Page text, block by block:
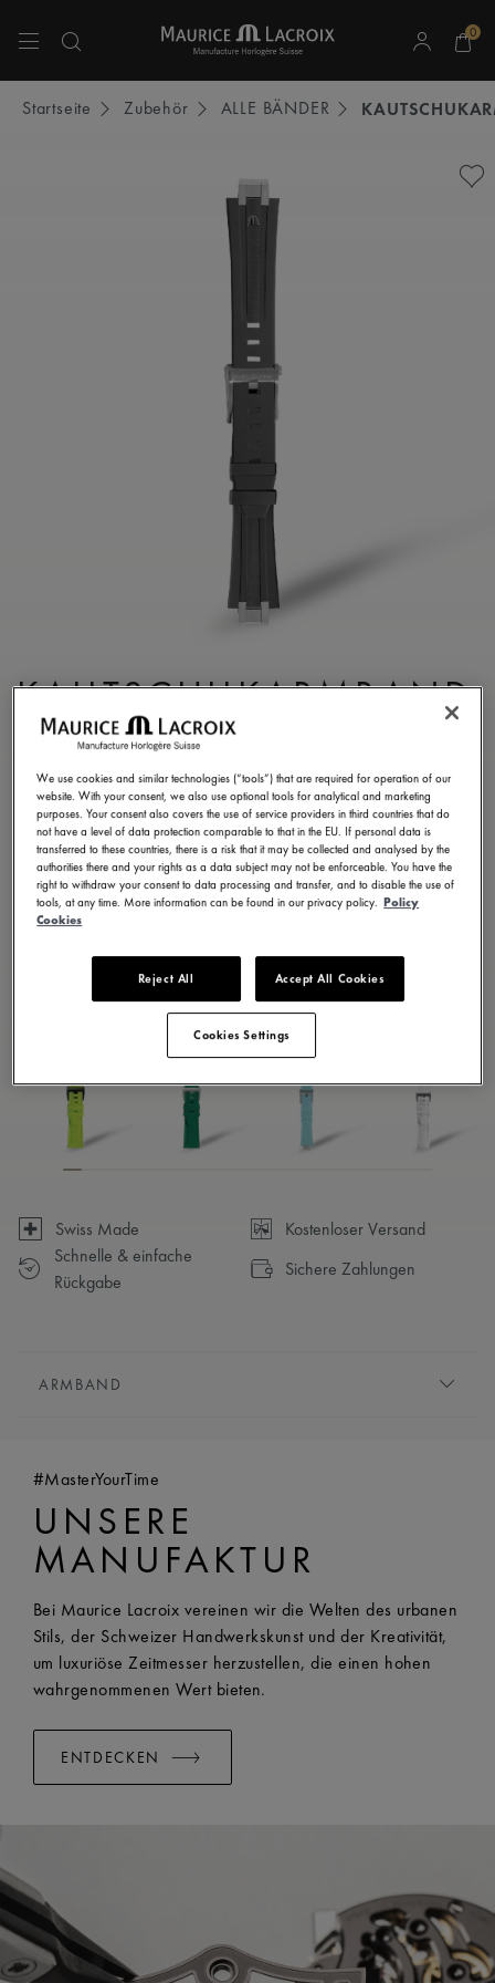
0
Startseite Zubehör ALLE BÄNDER
KAUTSCHUKARMBAND
GRAU
ML822-005020
250,00 € MwSt.
EINE BOUTIQUE FINDEN
5 - 6 Tage Lieferzeit
Verfügbar in 23 Variationen
Swiss Made
Kostenloser Versand
Schnelle & einfache
Rückgabe
Sichere Zahlungen
ARMBAND
KOMPATIBILITÄT:
AI1118, AI6008, AI6058 und AI6158
BREITE:25 mm
EASY CHANGE SYSTEM VERFÜGBAR:
#MasterYourTime
UNSERE
MANUFAKTUR
Bei Maurice Lacroix vereinen wir die Welten des urbanen
Stils, der Schweizer Handwerkskunst und der Kreativität,
um luxuriöse Zeitmesser herzustellen, die einen hohen
wahrgenommenen Wert bieten.
ENTDECKEN
We use cookies and similar technologies (“tools”) that are required for operation of our
website. With your consent, we also use optional tools for analytical and marketing
purposes. Your consent also covers the use of service providers in third countries that do
not have a level of data protection comparable to that in the EU. If personal data is
transferred to these countries, there is a risk that it may be collected and analysed by the
authorities there and your rights as a data subject may not be enforceable. You have the
right to withdraw your consent to data processing and transfer, and to disable the use of
tools, at any time. More information can be found in our privacy policy. Policy
Cookies
Reject All Accept All Cookies
Cookies Settings